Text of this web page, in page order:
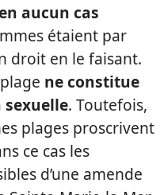
aucun cas
étaient par
droit en le faisant.
ne constitue
sexuelle. Toutefois,
plages proscrivent
ce cas les
d’une amende